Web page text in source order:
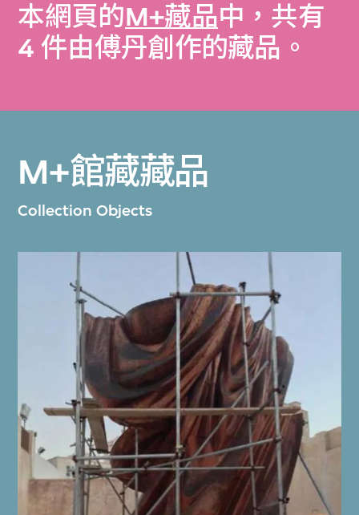
本網頁的M+藏品中，共有
4 件由傅丹創作的藏品。
M+館藏藏品
Collection Objects